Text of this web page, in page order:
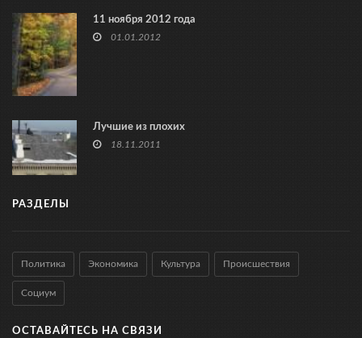
11 ноября 2012 года
01.01.2012
Лучшие из плохих
18.11.2011
РАЗДЕЛЫ
Политика Экономика Культура Происшествия
Социум
ОСТАВАЙТЕСЬ НА СВЯЗИ